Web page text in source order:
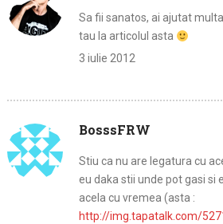
Sa fii sanatos, ai ajutat
tau la articolul asta
3 iulie 2012
BosssFRW
Stiu ca nu are legatura cu
eu daka stii unde pot gasi si
acela cu vremea (asta :
http://img.tapatalk.com/